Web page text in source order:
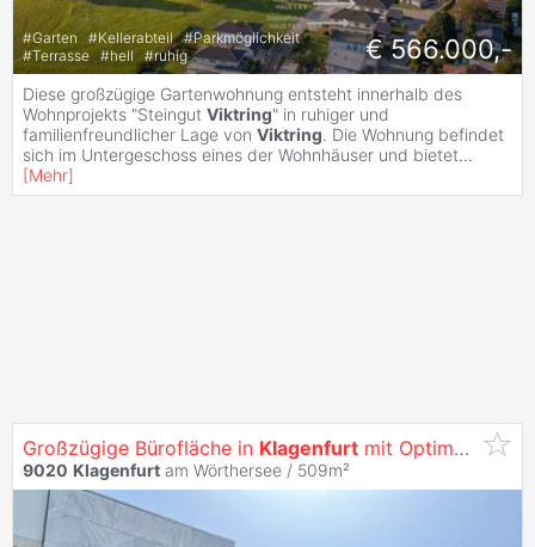
#Garten #Kellerabteil #Parkmöglichkeit
#Terrasse #hell #ruhig € 566.000,-
Diese großzügige Gartenwohnung entsteht innerhalb des
Wohnprojekts "Steingut Viktring" in ruhiger und
familienfreundlicher Lage von Viktring. Die Wohnung befindet
sich im Untergeschoss eines der Wohnhäuser und bietet...
[Mehr]
Großzügige Bürofläche in Klagenfurt mit Optimaler Werbewirksamkeit -
9020 Klagenfurt am Wörthersee / 509m²